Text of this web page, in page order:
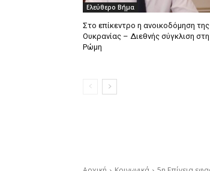
Ελεύθερο Βήμα
Στο επίκεντρο η ανοικοδόμηση της
Ουκρανίας – Διεθνής σύγκλιση στη
Ρώμη